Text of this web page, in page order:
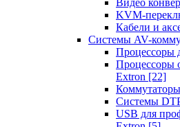
Видео
KVM-
Кабели и
Системы AV-
Процессоры
Процессоры
Extron [22]
Системы
USB для